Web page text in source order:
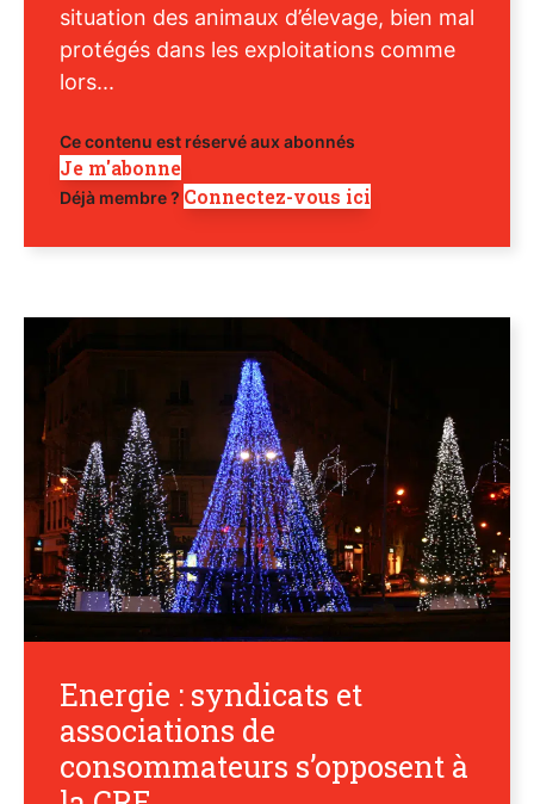
situation des animaux d’élevage, bien mal
protégés dans les exploitations comme
lors...
Ce contenu est réservé aux abonnés
Je m'abonne
Déjà membre ? Connectez-vous ici
Energie : syndicats et
associations de
consommateurs s’opposent à